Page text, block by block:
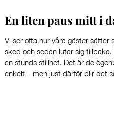
En liten paus mitt i
Vi ser ofta hur våra gäster sätter
sked och sedan lutar sig
en stunds stillhet. Det är de
enkelt – men just därför blir det